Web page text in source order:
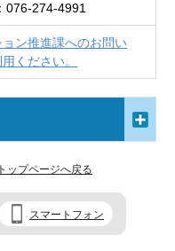
274-4991
ン推進課へのお問い
ください。
トップページへ戻る
スマートフォン